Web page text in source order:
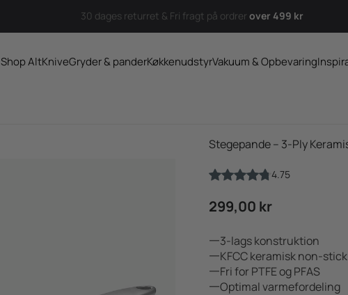
30 dages returret & Fri fragt på ordrer over 499 kr
Shop AltKniveGryder & panderKøkkenudstyrVakuum & Opbevaring
Stegepande – 3-Ply
4.75
Salgspris
299,00 kr
3-lags konstruktion
KFCC keramisk non-
Fri for PTFE og PFAS
Optimal varmefordeling